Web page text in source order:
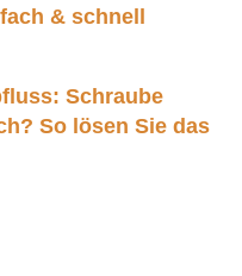
& schnell
Schraube
So lösen Sie das